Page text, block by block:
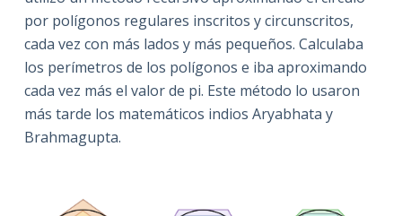
por polígonos regulares inscritos y circunscritos,
cada vez con más lados y más pequeños. Calculaba
los perímetros de los polígonos e iba aproximando
cada vez más el valor de pi. Este método lo usaron
más tarde los matemáticos indios Aryabhata y
Brahmagupta.